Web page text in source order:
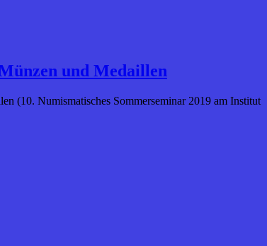
und Medaillen
(10. Numismatisches Sommerseminar 2019 am Institut